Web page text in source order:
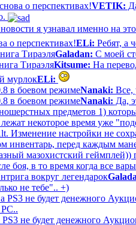
о перспективах!VETIK:
я узнавал именно на
о перспективах!ELi: Ребят, а
ТираэляGaladan: С моей
ТираэляKitsume: На
мурлокELi:
в боевом режимеNanaki: Все,
в боевом режимеNanaki: Да,
предметов 1)
некоторое время уже
Изменение настройки не
инвентарь, перед каждым
мазохистский
боя, в то время когда все
вокруг легендарок
не тебе".. +)
PS3 не будет денежного
РС..
не будет денежного